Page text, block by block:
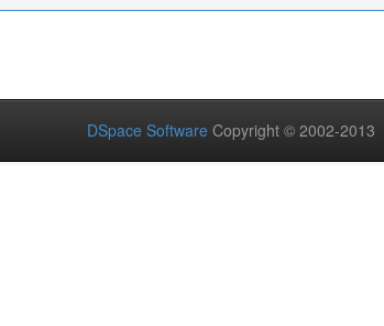
DSpace Software Copyright © 2002-2013